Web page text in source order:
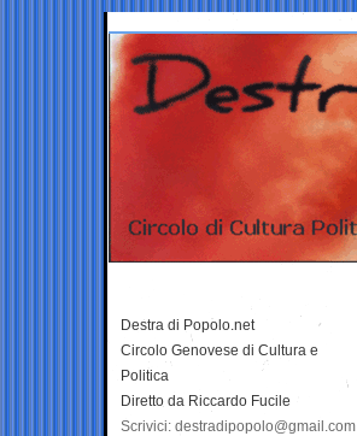
Destra di Popolo.net
Circolo Genovese di Cultura e
Politica
Diretto da Riccardo Fucile
Scrivici: destradipopolo@gmail.com